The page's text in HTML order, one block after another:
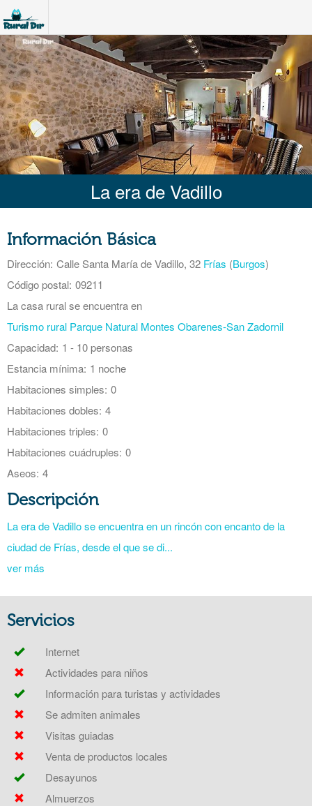
La era de Vadillo
Información Básica
Dirección: Calle Santa María de Vadillo, 32 Frías (Burgos)
Código postal: 09211
La casa rural se encuentra en
Turismo rural Parque Natural Montes Obarenes-San Zadornil
Capacidad: 1 - 10 personas
Estancia mínima: 1 noche
Habitaciones simples: 0
Habitaciones dobles: 4
Habitaciones triples: 0
Habitaciones cuádruples: 0
Aseos: 4
Descripción
La era de Vadillo se encuentra en un rincón con encanto de la
ciudad de Frías, desde el que se di...
ver más
Servicios
Internet
Actividades para niños
Información para turistas y actividades
Se admiten animales
Visitas guiadas
Venta de productos locales
Desayunos
Almuerzos